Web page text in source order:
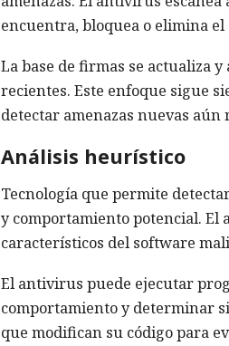
encuentra, bloquea o elimina el
La base de firmas se actualiza
recientes. Este enfoque sigue
detectar amenazas nuevas aún
Análisis heurístico
Tecnología que permite
y comportamiento potencial. El
característicos del software
El antivirus puede ejecutar
comportamiento y determinar
que modifican su código para